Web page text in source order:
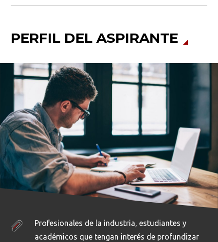
PERFIL DEL ASPIRANTE
Profesionales de la industria, estudiantes y
académicos que tengan interés de profundizar